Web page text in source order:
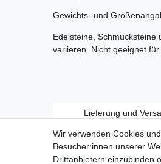
Gewichts- und
Edelsteine,
variieren. Nicht geeignet
Lieferung und
Wir verwenden Cookies
Besucher:innen unserer
Drittanbietern einzubinden